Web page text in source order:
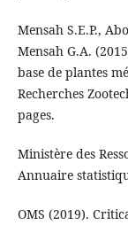
Mensah S.E.P.,
Mensah G.A.
base de plantes
Recherches
pages.
Ministère des
Annuaire
OMS (2019).